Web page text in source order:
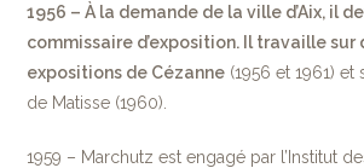
1956 – À la demande de la ville d’Aix, il
commissaire d’exposition. Il travaille sur
expositions de Cézanne (1956 et 1961)
de Matisse (1960).
1959 – Marchutz est engagé par l’Institut